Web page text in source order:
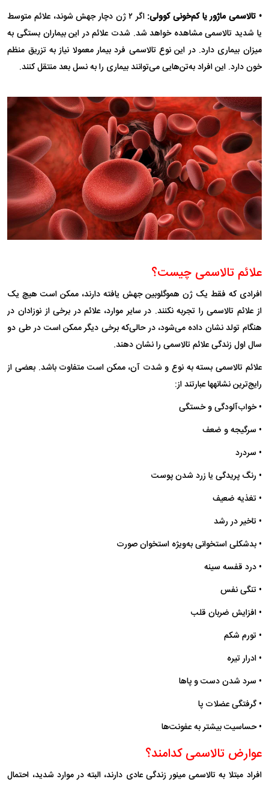
• تالاسمی ماژور یا کم‌خونی کوولی:
اگر ۲ ژن دچار جهش شوند، علائم متوسط
یا شدید تالاسمی مشاهده خواهد شد. شدت علائم در این بیماران بستگی به
میزان بیماری دارد. در این نوع تالاسمی فرد بیمار معمولا نیاز به تزریق منظم
خون دارد. این افراد به‌تن‌هایی می‌توانند بیماری را به نسل بعد منتقل کنند.
علائم تالاسمی چیست؟
افرادی که فقط یک ژن هموگلوبین جهش یافته دارند، ممکن است هیچ یک
از علائم تالاسمی را تجربه نکنند. در سایر موارد، علائم در برخی از نوزادان در
هنگام تولد نشان داده می‌شود، در حالی‌که برخی دیگر ممکن است در طی دو
سال اول زندگی علائم تالاسمی را نشان دهند.
علائم تالاسمی بسته به نوع و شدت آن، ممکن است متفاوت باشد. بعضی از
رایج‌ترین نشانه‎ها عبارتند از:
• خواب‌آلودگی و خستگی
• سرگیجه و ضعف
• سردرد
• رنگ پریدگی یا زرد شدن پوست
• تغذیه ضعیف
• تاخیر در رشد
• بدشکلی استخوانی به‌ویژه استخوان صورت
• درد قفسه سینه
• تنگی نفس
• افزایش ضربان قلب
• تورم شکم
• ادرار تیره
• سرد شدن دست و پا‌ها
• گرفتگی عضلات پا
• حساسیت بیشتر به عفونت‌ها
عوارض تالاسمی کدامند؟
افراد مبتلا به تالاسمی مینور زندگی عادی دارند، البته در موارد شدید، احتمال